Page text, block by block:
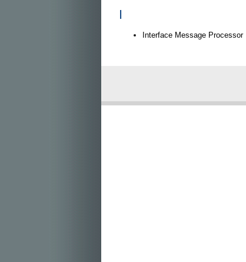
I
Interface Message Processor